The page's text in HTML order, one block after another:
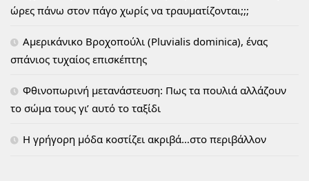
ώρες πάνω στον πάγο χωρίς να τραυματίζονται;;;
Αμερικάνικο Βροχοπούλι (Pluvialis dominica), ένας
σπάνιος τυχαίος επισκέπτης
Φθινοπωρινή μετανάστευση: Πως τα πουλιά αλλάζουν
το σώμα τους γι’ αυτό το ταξίδι
H γρήγορη μόδα κοστίζει ακριβά…στο περιβάλλον